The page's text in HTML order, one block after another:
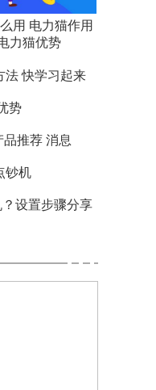
用 电力猫作用
力猫优势
法 快学习起来
势
推荐 消息
钞机
？设置步骤分享